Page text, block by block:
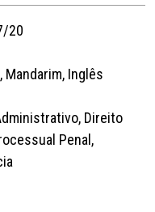
20
Inglês
Direito
Penal,